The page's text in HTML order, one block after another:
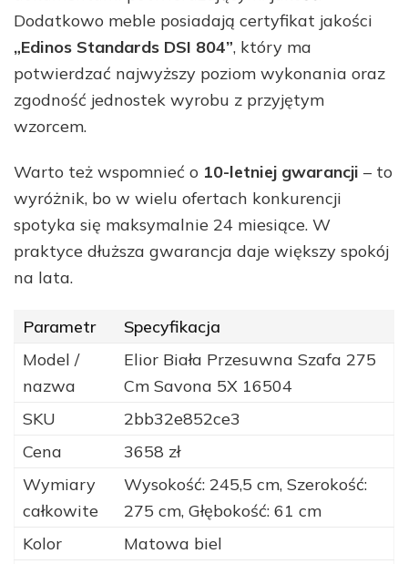
Dodatkowo meble posiadają certyfikat jakości
„Edinos Standards DSI 804”, który ma
potwierdzać najwyższy poziom wykonania oraz
zgodność jednostek wyrobu z przyjętym
wzorcem.
Warto też wspomnieć o 10-letniej gwarancji – to
wyróżnik, bo w wielu ofertach konkurencji
spotyka się maksymalnie 24 miesiące. W
praktyce dłuższa gwarancja daje większy spokój
na lata.
Parametr
Specyfikacja
Model /
nazwa
Elior Biała Przesuwna Szafa 275
Cm Savona 5X 16504
SKU
2bb32e852ce3
Cena
3658 zł
Wymiary
całkowite
Wysokość: 245,5 cm, Szerokość:
275 cm, Głębokość: 61 cm
Kolor
Matowa biel